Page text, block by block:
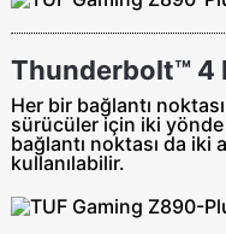
Thunderbolt™ 4
Her bir bağlantı
sürücüler için iki yönde
bağlantı noktası da iki
kullanılabilir.